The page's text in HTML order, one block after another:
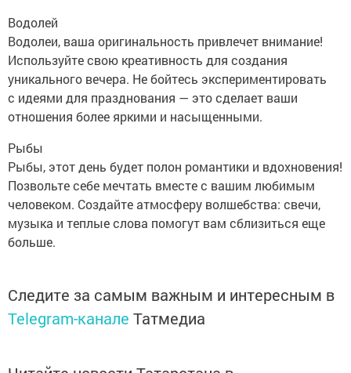
Водолей
Водолеи, ваша оригинальность привлечет внимание!
Используйте свою креативность для создания
уникального вечера. Не бойтесь экспериментировать
с идеями для празднования — это сделает ваши
отношения более яркими и насыщенными.
Рыбы
Рыбы, этот день будет полон романтики и вдохновения!
Позвольте себе мечтать вместе с вашим любимым
человеком. Создайте атмосферу волшебства: свечи,
музыка и теплые слова помогут вам сблизиться еще
больше.
Следите за самым важным и интересным в
Telegram-канале Татмедиа